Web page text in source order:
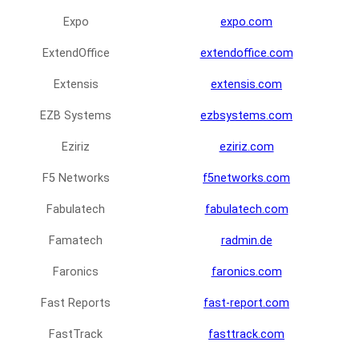
Expo expo.com
ExtendOffice extendoffice.com
Extensis extensis.com
EZB Systems ezbsystems.com
Eziriz eziriz.com
F5 Networks f5networks.com
Fabulatech fabulatech.com
Famatech radmin.de
Faronics faronics.com
Fast Reports fast-report.com
FastTrack fasttrack.com